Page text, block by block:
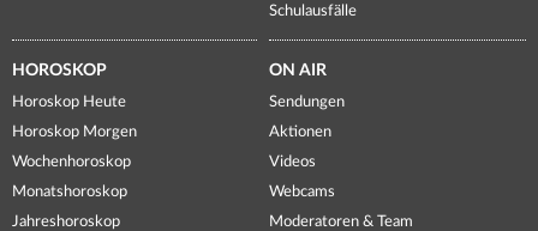
Schulausfälle
HOROSKOP
Horoskop Heute
Horoskop Morgen
Wochenhoroskop
Monatshoroskop
Jahreshoroskop
ON AIR
Sendungen
Aktionen
Videos
Webcams
Moderatoren & Team